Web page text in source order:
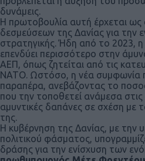
δυνάμεις.
Η πρωτοβουλία αυτή έρχεται ως
δεσμεύσεων της Δανίας για την
στρατηγικής. Ήδη από το 2023, η
επενδύει περισσότερο στην
ΑΕΠ, όπως ζητείται από τις
ΝΑΤΟ. Ωστόσο, η νέα συμφωνία
παραπέρα, ανεβάζοντας το
που την τοποθετεί ανάμεσα
αμυντικές δαπάνες σε σχέση με
της.
Η κυβέρνηση της Δανίας, με την
πολιτικού φάσματος,
δράσης για την ενίσχυση των